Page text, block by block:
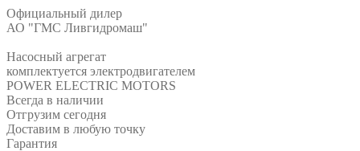
Официальный дилер
АО "ГМС Ливгидромаш"
Насосный агрегат
комплектуется электродвигателем
POWER ELECTRIC MOTORS
Всегда в наличии
Отгрузим сегодня
Доставим в любую точку
Гарантия